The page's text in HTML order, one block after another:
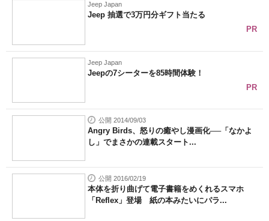
Jeep Japan
Jeep 抽選で3万円分ギフト当たる
PR
Jeep Japan
Jeepの7シーターを85時間体験！
PR
公開 2014/09/03
Angry Birds、怒りの癒やし漫画化──「なかよ
し」でまさかの連載スタート...
公開 2016/02/19
本体を折り曲げて電子書籍をめくれるスマホ
「Reflex」登場 紙の本みたいにパラ...